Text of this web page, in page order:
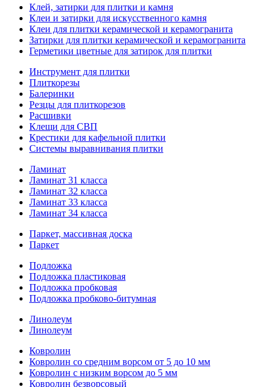
Клей, затирки для плитки и камня
Клеи и затирки для искусственного камня
Клеи для плитки керамической и керамогранита
Затирки для плитки керамической и керамогранита
Герметики цветные для затирок для плитки
Инструмент для плитки
Плиткорезы
Балеринки
Резцы для плиткорезов
Расшивки
Клещи для СВП
Крестики для кафельной плитки
Системы выравнивания плитки
Ламинат
Ламинат 31 класса
Ламинат 32 класса
Ламинат 33 класса
Ламинат 34 класса
Паркет, массивная доска
Паркет
Подложка
Подложка пластиковая
Подложка пробковая
Подложка пробково-битумная
Линолеум
Линолеум
Ковролин
Ковролин со средним ворсом от 5 до 10 мм
Ковролин с низким ворсом до 5 мм
Ковролин безворсовый